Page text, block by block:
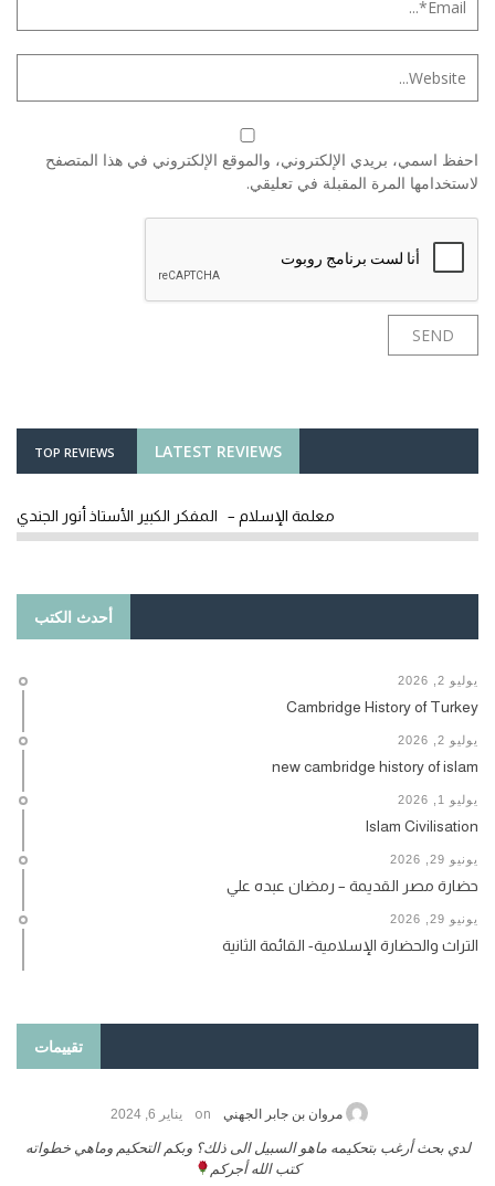
احفظ اسمي، بريدي الإلكتروني، والموقع الإلكتروني في هذا المتصفح
لاستخدامها المرة المقبلة في تعليقي.
LATEST REVIEWS
TOP REVIEWS
معلمة الإسلام – المفكر الكبير الأستاذ أنور الجندي
أحدث الكتب
يوليو 2, 2026
Cambridge History of Turkey
يوليو 2, 2026
new cambridge history of islam
يوليو 1, 2026
Islam Civilisation
يونيو 29, 2026
حضارة مصر القديمة – رمضان عبده علي
يونيو 29, 2026
التراث والحضارة الإسلامية- القائمة الثانية
تقييمات
حامد الزريقي on يناير 25, 2026
السلام عليكم ورحمة الله وبركاتة أرغب بنشر كتابي معكم